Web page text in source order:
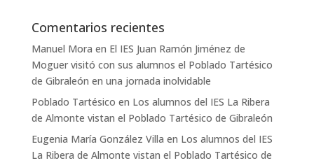
Comentarios recientes
Manuel Mora en El IES Juan Ramón Jiménez de
Moguer visitó con sus alumnos el Poblado Tartésico
de Gibraleón en una jornada inolvidable
Poblado Tartésico en Los alumnos del IES La Ribera
de Almonte vistan el Poblado Tartésico de Gibraleón
Eugenia María González Villa en Los alumnos del IES
La Ribera de Almonte vistan el Poblado Tartésico de